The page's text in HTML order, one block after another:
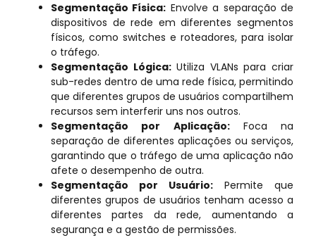
Segmentação Física: Envolve a separação de
dispositivos de rede em diferentes segmentos
físicos, como switches e roteadores, para isolar
o tráfego.
Segmentação Lógica:Utiliza VLANs para criar
sub-redes dentro de uma rede física, permitindo
que diferentes grupos de usuários compartilhem
recursos sem interferir uns nos outros.
Segmentação por Aplicação:Foca na
separação de diferentes aplicações ou serviços,
garantindo que o tráfego de uma aplicação não
afete o desempenho de outra.
Segmentação por Usuário: Permite que
diferentes grupos de usuários tenham acesso a
diferentes partes da rede, aumentando a
segurança e a gestão de permissões.